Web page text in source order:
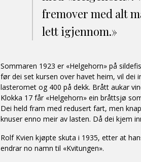
fremover med alt
lett igjennom.»
Sommaren 1923 er «Helgehorn» på
før dei set kursen over havet heim, vil dei
lasteromet og 400 på dekk. Brått aukar
Klokka 17 får «Helgehorn» ein bråttsjø
Dei held fram med redusert fart, men
knuser enno meir av lasten. Då dei kjem
Rolf Kvien kjøpte skuta i 1935, etter at
endrar no namn til «Kvitungen».